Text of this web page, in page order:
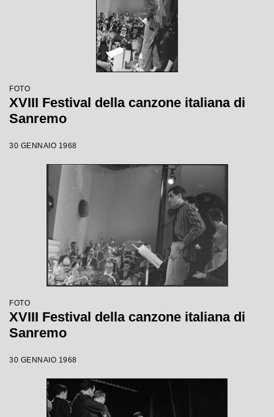
FOTO
XVIII Festival della canzone italiana di
Sanremo
30 GENNAIO 1968
FOTO
XVIII Festival della canzone italiana di
Sanremo
30 GENNAIO 1968